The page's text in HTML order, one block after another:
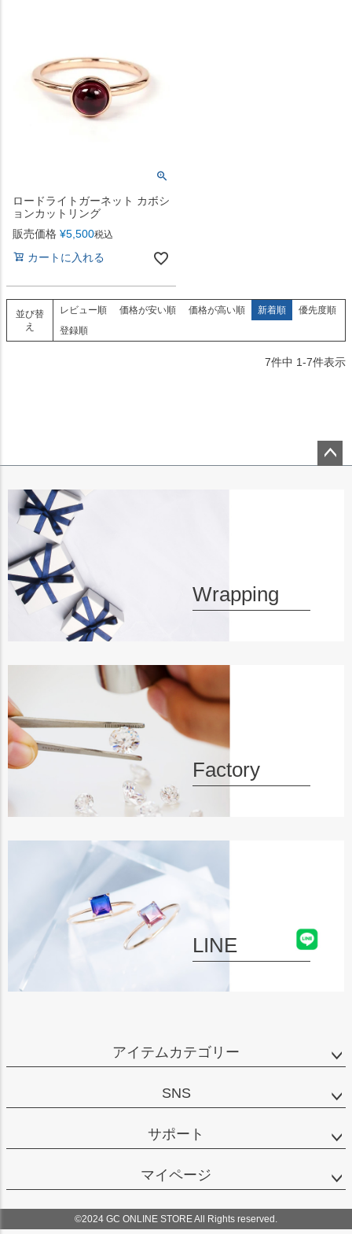
ロードライトガーネット カボシ
ョンカットリング
販売価格 ¥5,500税込
カートに入れる
並び替
え
レビュー順 価格が安い順 価格が高い順 新着順
優先度順
登録順
7件中 1-7件表示
Wrapping
Factory
LINE
アイテムカテゴリー
SNS
サポート
マイページ
©2024 GC ONLINE STORE All Rights reserved.